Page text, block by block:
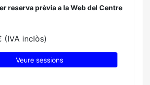
reserva prèvia a la Web del Centre
(IVA inclòs)
Veure sessions